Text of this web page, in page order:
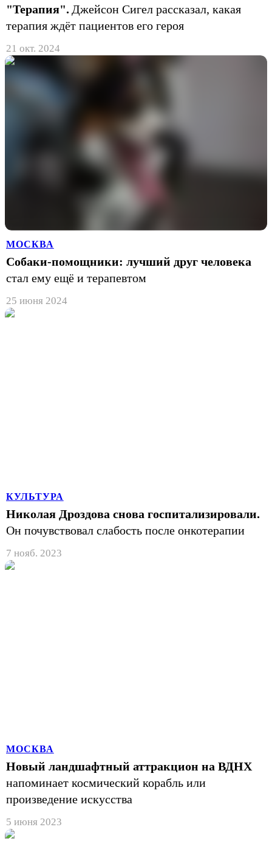
"Терапия". Джейсон Сигел рассказал, какая
терапия ждёт пациентов его героя
21 окт. 2024
МОСКВА
Собаки-помощники: лучший друг человека
стал ему ещё и терапевтом
25 июня 2024
КУЛЬТУРА
Николая Дроздова снова госпитализировали.
Он почувствовал слабость после онкотерапии
7 нояб. 2023
МОСКВА
Новый ландшафтный аттракцион на ВДНХ
напоминает космический корабль или
произведение искусства
5 июня 2023